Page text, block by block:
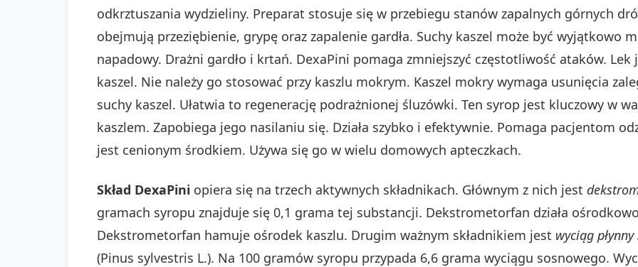
odkrztuszania wydzieliny. Preparat stosuje się w przebiegu stanów zapalnych górnych
obejmują przeziębienie, grypę oraz zapalenie gardła. Suchy kaszel może być wyjątkowo
napadowy. Drażni gardło i krtań. DexaPini pomaga zmniejszyć częstotliwość ataków. Lek
kaszel. Nie należy go stosować przy kaszlu mokrym. Kaszel mokry wymaga usunięcia
suchy kaszel. Ułatwia to regenerację podrażnionej śluzówki. Ten syrop jest kluczowy w
kaszlem. Zapobiega jego nasilaniu się. Działa szybko i efektywnie. Pomaga pacjentom
jest cenionym środkiem. Używa się go w wielu domowych apteczkach.
Skład DexaPini opiera się na trzech aktywnych składnikach. Głównym z nich jest
gramach syropu znajduje się 0,1 grama tej substancji. Dekstrometorfan działa
Dekstrometorfan hamuje ośrodek kaszlu. Drugim ważnym składnikiem jest wyciąg
(Pinus sylvestris L.). Na 100 gramów syropu przypada 6,6 grama wyciągu sosnowego.